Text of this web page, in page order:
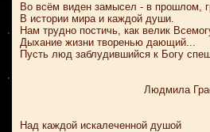
Во всём виден замысел - в прошлом,
В истории мира и каждой души.
Нам трудно постичь, как велик
Дыхание жизни творенью дающий...
Пусть люд заблудившийся к Богу
Людмила
Над каждой искалеченной душой